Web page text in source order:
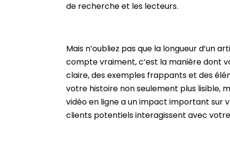
de recherche et les lecteurs.
Mais n’oubliez pas que la longueur d’un
compte vraiment, c’est la manière dont
claire, des exemples frappants et des
votre histoire non seulement plus lisible,
vidéo en ligne a un impact important
clients potentiels interagissent avec